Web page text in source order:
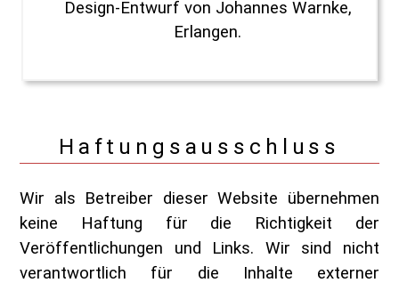
Design-Entwurf von Johannes Warnke,
Erlangen.
Haftungs­ausschluss
Wir als Betreiber dieser Website übernehmen
keine Haftung für die Richtigkeit der
Veröffentlichungen und Links. Wir sind nicht
verantwortlich für die Inhalte externer